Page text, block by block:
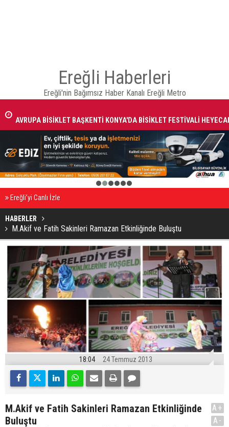
Ereğli Haberleri
Ereğli'nin Bağımsız Haber Kanalı Ereğli Metro
AVRUPA BİSİKLET BAŞKENTİ KONYA'DA BİSİKLET FESTİVALİ
BAŞLADI
2 3 4 5 6
Ereğli’yi Canlı İzle
HABERLER
M.Akif ve Fatih Sakinleri Ramazan Etkinliğinde Buluştu
18:04 24 Temmuz 2013
M.Akif ve Fatih Sakinleri Ramazan Etkinliğinde
Buluştu
A+
A-